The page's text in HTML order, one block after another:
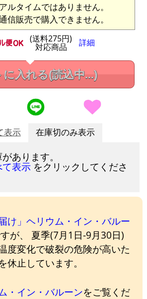
ルタイムではありません。
信販売で購入できません。
(送料275円)
対応商品 詳細
に入れる(読込中...)
表示 在庫切のみ表示
あります。
て表示 をクリックしてくださ
け」ヘリウム・イン・バルー
が、 夏季(7月1日-9月30日)
度変化で破裂の危険が高いた
休止しています。
・イン・バルーンをご覧くだ